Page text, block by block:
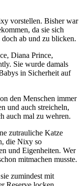
vorstellen. Bisher war
da sie sich
doch ab und zu blicken.
Diana Prince,
Sie wurde damals
in Sicherheit auf
den Menschen immer
und auch streicheln,
auch mal zu wehren.
zutrauliche Katze
die Nixy so
und Eigenheiten. Wer
mitmachen musste.
zumindest mit